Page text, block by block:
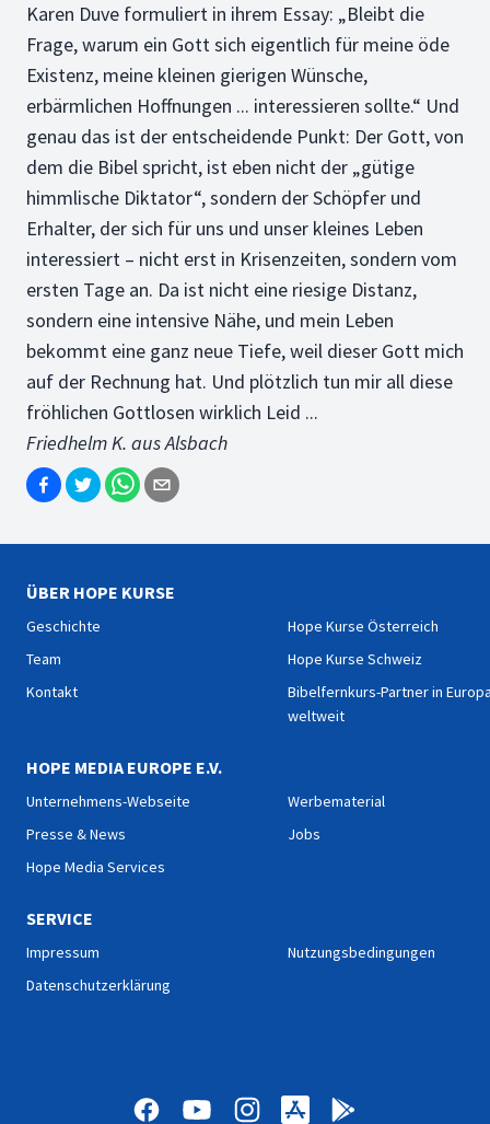
Karen Duve formuliert in ihrem Essay: „Bleibt die
Frage, warum ein Gott sich eigentlich für meine öde
Existenz, meine kleinen gierigen Wünsche,
erbärmlichen Hoffnungen ... interessieren sollte.“ Und
genau das ist der entscheidende Punkt: Der Gott, von
dem die Bibel spricht, ist eben nicht der „gütige
himmlische Diktator“, sondern der Schöpfer und
Erhalter, der sich für uns und unser kleines Leben
interessiert – nicht erst in Krisenzeiten, sondern vom
ersten Tage an. Da ist nicht eine riesige Distanz,
sondern eine intensive Nähe, und mein Leben
bekommt eine ganz neue Tiefe, weil dieser Gott mich
auf der Rechnung hat. Und plötzlich tun mir all diese
fröhlichen Gottlosen wirklich Leid ...
Friedhelm K. aus Alsbach
ÜBER HOPE KURSE
Geschichte
Team
Kontakt
Hope Kurse Österreich
Hope Kurse Schweiz
Bibelfernkurs-Partner in
weltweit
HOPE MEDIA EUROPE E.V.
Unternehmens-Webseite
Presse & News
Hope Media Services
Werbematerial
Jobs
SERVICE
Impressum
Datenschutzerklärung
Nutzungsbedingungen